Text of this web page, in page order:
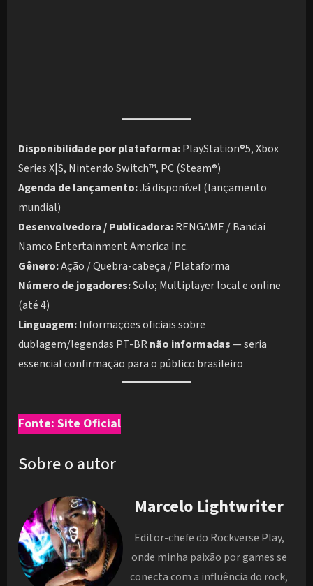
Disponibilidade por plataforma:PlayStation®5, Xbox
Series X|S, Nintendo Switch™, PC (Steam®)
Agenda de lançamento:Já disponível (lançamento
mundial)
Desenvolvedora / Publicadora:RENGAME / Bandai
Namco Entertainment America Inc.
Gênero:Ação / Quebra-cabeça / Plataforma
Número de jogadores:Solo; Multiplayer local e online
(até 4)
Linguagem:Informações oficiais sobre
dublagem/legendas PT-BR não informadas— seria
essencial confirmação para o público brasileiro
Fonte: Site Oficial
Sobre o autor
Marcelo Lightwriter
Editor-chefe do Rockverse Play,
onde minha paixão por games se
conecta com a influência do rock,